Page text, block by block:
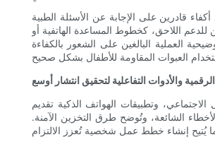
قادرين على الإجابة عن الأسئلة الطبية
اللاحق، كخطوط المساعدة الهاتفية أو
العملية البالغين على الشعور بالكفاءة
والأدوات التفاعلية لتحقيق انتشار أوسع
وتطبيقات الهواتف الذكية تقديم
الشائعة، وتُوضح طرق التخزين الآمنة.